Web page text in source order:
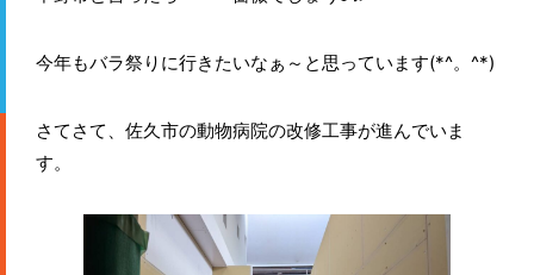
今年もバラ祭りに行きたいなぁ～と思っています(*^。^*)
さてさて、佐久市の動物病院の改修工事が進んでいま
す。